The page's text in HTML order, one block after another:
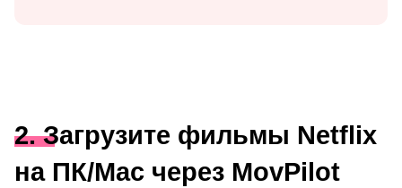
2. Загрузите фильмы Netflix
на ПК/Mac через MovPilot